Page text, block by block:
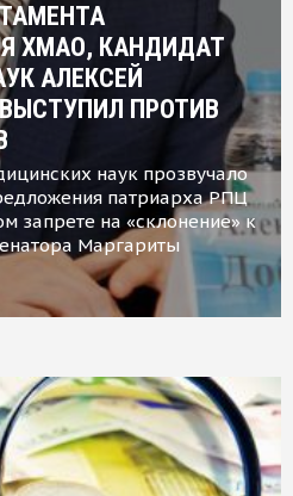
ХМАО, КАНДИДАТ
АЛЕКСЕЙ
ПРОТИВ
наук прозвучало
патриарха РПЦ
запрете на «склонение» к
Маргариты